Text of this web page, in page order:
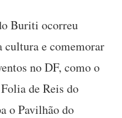
Buriti ocorreu
cultura e comemorar
no DF, como o
de Reis do
o Pavilhão do